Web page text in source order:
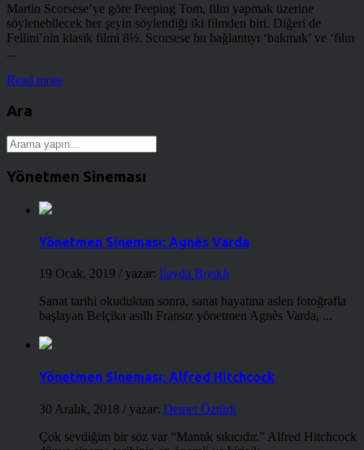
Martin Scorsese’ye göre Peeping Tom, film yapmak üzerine
söylenebilecek her şeyin söylendiği iki filmden biri. Diğeri de
Fellini’nin klasik filmi 8½. Scorsese bu bağlantıyı ‘bakmak’ ve ‘film
...
Read more
Ara
Yönetmen Sineması
Yönetmen Sineması: Agnès Varda
19 Ocak, 2019 / yazar: İlayda Bıyıklı
Sanat tarihi okuduktan sonra, sanat hayatına aslen fotoğrafla
başlayan Belçika asıllı Fransız yönetmen Agnès Varda, ...
Yönetmen Sineması: Alfred Hitchcock
30 Aralık, 2018 / yazar: Demet Öztürk
Çok sevdiğim bir söz var “Mantık sıkıcıdır.” Alfred Hitchcock